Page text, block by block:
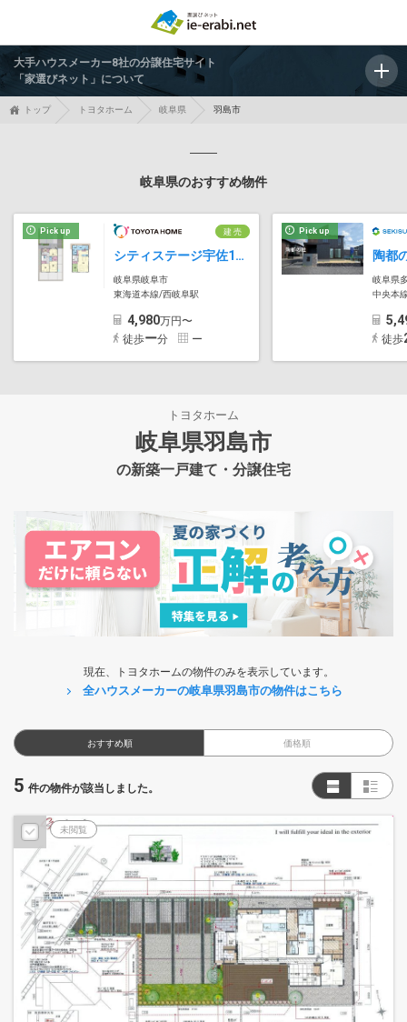
大手ハウスメーカー8社の分譲住宅サイト
「家選びネット」について
トップ トヨタホーム 岐阜県 羽島市
岐阜県のおすすめ物件
Pick up 建 売
シティステージ宇佐1号地
岐阜県岐阜市
東海道本線/西岐阜駅
4,980万円〜
徒歩ー分 ー
Pick up
陶都
岐阜県
中央本
徒歩
トヨタホーム
岐阜県羽島市
の新築一戸建て・分譲住宅
現在、トヨタホームの物件のみを表示しています。
全ハウスメーカーの岐阜県羽島市の物件はこちら
おすすめ順 価格順
5 件の物件が該当しました。
未閲覧 予告広告